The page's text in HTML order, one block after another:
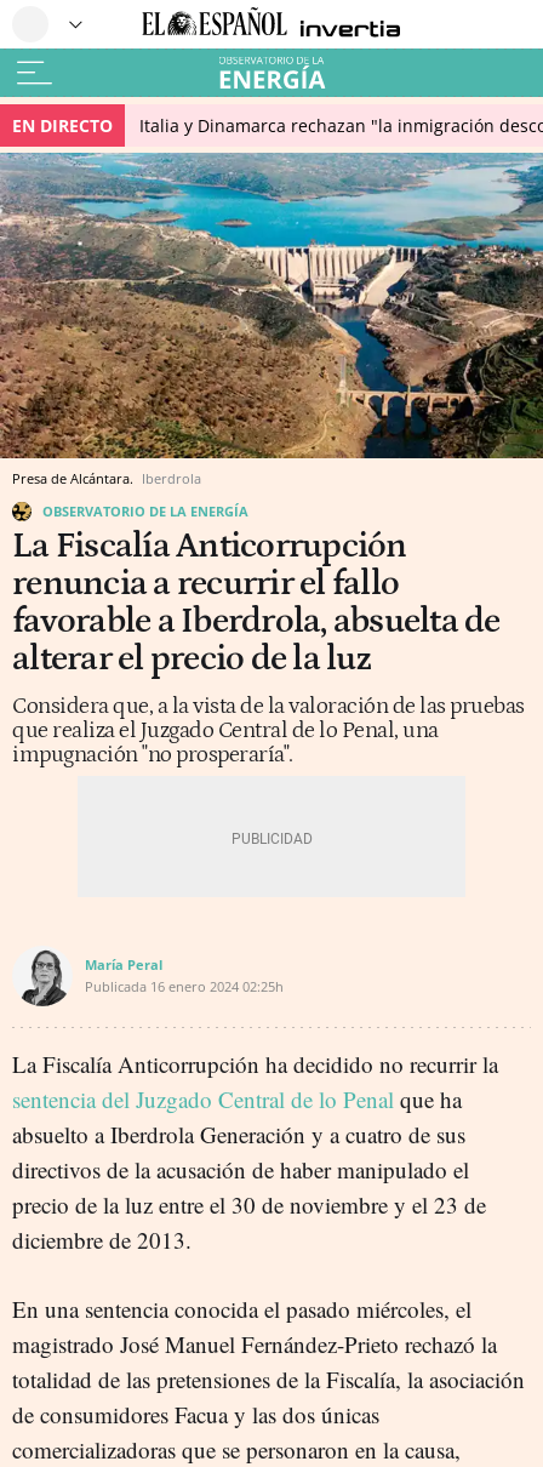
EN DIRECTO Italia y Dinamarca rechazan "la inmigración
Presa de Alcántara. Iberdrola
OBSERVATORIO DE LA ENERGÍA
La Fiscalía Anticorrupción
renuncia a recurrir el fallo
favorable a Iberdrola, absuelta de
alterar el precio de la luz
Considera que, a la vista de la valoración de las pruebas
que realiza el Juzgado Central de lo Penal, una
impugnación "no prosperaría".
María Peral
Publicada 16 enero 2024 02:25h
La Fiscalía Anticorrupción ha decidido no recurrir la
sentencia del Juzgado Central de lo Penal que ha
absuelto a Iberdrola Generación y a cuatro de sus
directivos de la acusación de haber manipulado el
precio de la luz entre el 30 de noviembre y el 23 de
diciembre de 2013.
En una sentencia conocida el pasado miércoles, el
magistrado José Manuel Fernández-Prieto rechazó la
totalidad de las pretensiones de la Fiscalía, la asociación
de consumidores Facua y las dos únicas
comercializadoras que se personaron en la causa,